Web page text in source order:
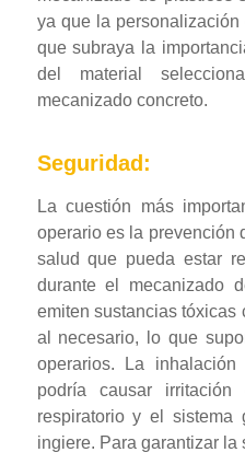
ya que la
que subraya la
del material
mecanizado concreto.
Seguridad:
La cuestión más
operario es la prevención
salud que pueda estar
durante el mecanizado
emiten sustancias tóxicas
al necesario, lo que
operarios. La
podría causar
respiratorio y el sistema
ingiere. Para garantizar la